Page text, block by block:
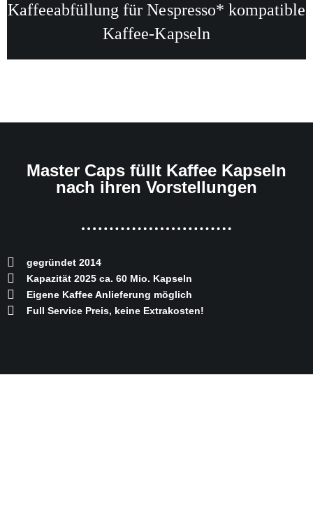
Kaffeeabfüllung für Nespresso* kompatible
Kaffee-Kapseln
Master Caps füllt Kaffee Kapseln
nach ihren Vorstellungen
gegründet 2014
Kapazität 2025 ca. 60 Mio. Kapseln
Eigene Kaffee Anlieferung möglich
Full Service Preis, keine Extrakosten!